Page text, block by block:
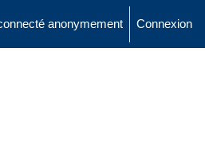
anonymement Connexion